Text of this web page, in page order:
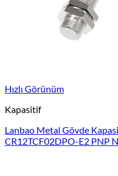
Hızlı Görünüm
Kapasitif
Lanbao Metal Gövde
CR12TCF02DPO-E2 PNP